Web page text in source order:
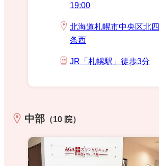
19:00
北海道札幌市中央区北四
条西
JR「札幌駅」徒歩3分
中部 （10 院）